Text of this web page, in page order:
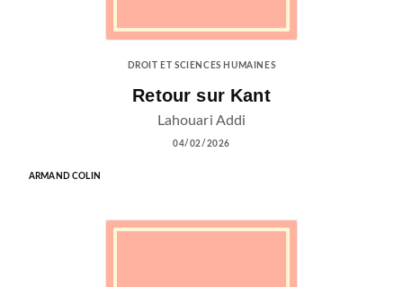
DROIT ET SCIENCES HUMAINES
Retour sur Kant
Lahouari Addi
04/02/2026
ARMAND COLIN